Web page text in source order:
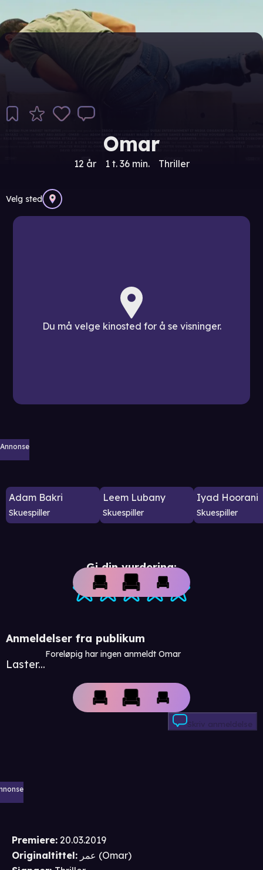
Omar
12 år 1 t. 36 min. Thriller
Velg sted
Du må velge kinosted for å se visninger.
Annonse
Adam Bakri
Skuespiller
Leem Lubany
Skuespiller
Iyad Hoorani
Skuespiller
Gi din vurdering:
Anmeldelser fra publikum
Laster...
Foreløpig har ingen anmeldt Omar
Skriv anmeldelse
Premiere: 20.03.2019
Originaltittel:
عمر (Omar)